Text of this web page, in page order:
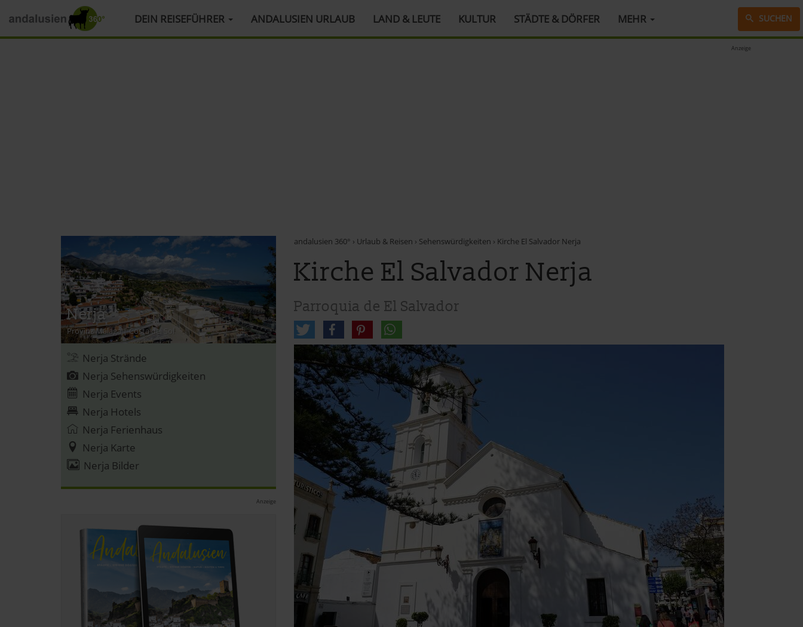
HAUPTMENÜ DEIN REISEFÜHRER ANDALUSIEN URLAUB LAND & LEUTE KULTUR STÄDTE & DÖRFER MEHR SUCHEN
Anzeige
andalusien 360° › Urlaub & Reisen › Sehenswürdigkeiten › Kirche El Salvador Nerja
Kirche El Salvador Nerja
Parroquia de El Salvador
Nerja
Provinz Málaga|Costa del Sol
Nerja Strände
Nerja Sehenswürdigkeiten
Nerja Events
Nerja Hotels
Nerja Ferienhaus
Nerja Karte
Nerja Bilder
Anzeige